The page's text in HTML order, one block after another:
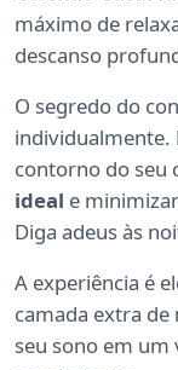
máximo de
descanso
O segredo do
individualmente.
contorno do seu
ideal e
Diga adeus às
A experiência é
camada extra
seu sono em